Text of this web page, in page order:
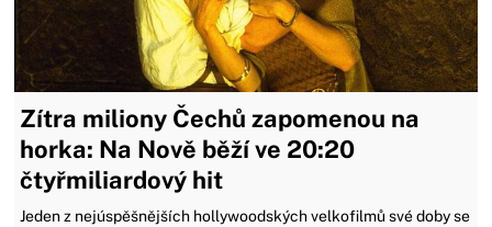
Zítra miliony Čechů zapomenou na
horka: Na Nově běží ve 20:20
čtyřmiliardový hit
Jeden z nejúspěšnějších hollywoodských velkofilmů své doby se